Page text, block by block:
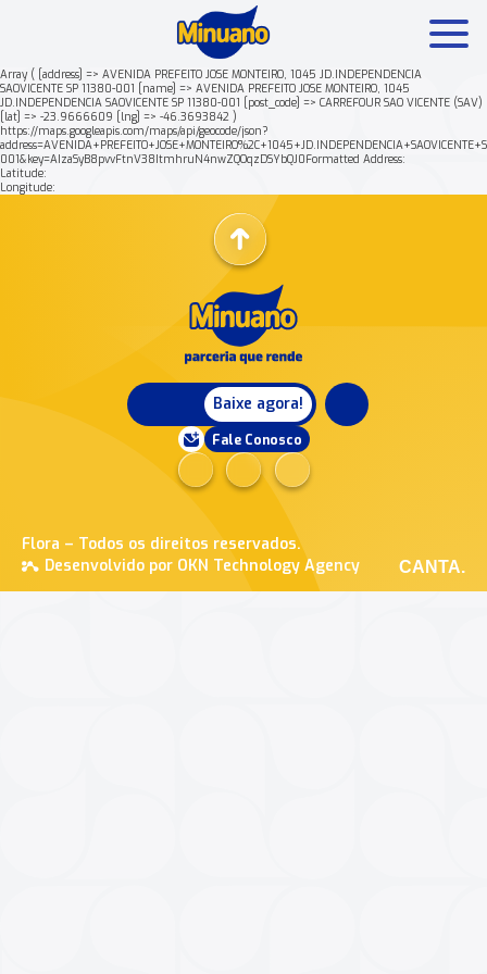
Array ( [address] => AVENIDA PREFEITO JOSE MONTEIRO, 1045 JD.INDEPENDENCIA
SAOVICENTE SP 11380-001 [name] => AVENIDA PREFEITO JOSE MONTEIRO, 1045
JD.INDEPENDENCIA SAOVICENTE SP 11380-001 [post_code] => CARREFOUR SAO VICENTE (SAV)
[lat] => -23.9666609 [lng] => -46.3693842 )
https://maps.googleapis.com/maps/api/geocode/json?
001&key=AIzaSyB8pvvFtnV38ItmhruN4nwZQOqzDSYbQJ0Formatted Address:
Latitude:
Longitude:
Baixe agora!
Fale Conosco
Flora – Todos os direitos reservados.
Desenvolvido por OKN Technology Agency
CANTA.
Mais buscados: Produtos Minuano Rende +
Nossa história